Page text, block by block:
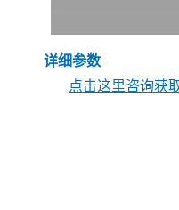
详细参数
点击这里咨询获